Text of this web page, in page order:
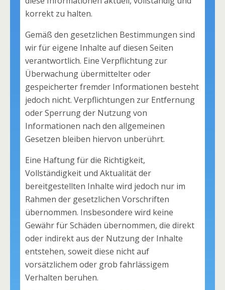
korrekt zu halten.
Gemäß den gesetzlichen Bestimmungen sind
wir für eigene Inhalte auf diesen Seiten
verantwortlich. Eine Verpflichtung zur
Überwachung übermittelter oder
gespeicherter fremder Informationen besteht
jedoch nicht. Verpflichtungen zur Entfernung
oder Sperrung der Nutzung von
Informationen nach den allgemeinen
Gesetzen bleiben hiervon unberührt.
Eine Haftung für die Richtigkeit,
Vollständigkeit und Aktualität der
bereitgestellten Inhalte wird jedoch nur im
Rahmen der gesetzlichen Vorschriften
übernommen. Insbesondere wird keine
Gewähr für Schäden übernommen, die direkt
oder indirekt aus der Nutzung der Inhalte
entstehen, soweit diese nicht auf
vorsätzlichem oder grob fahrlässigem
Verhalten beruhen.